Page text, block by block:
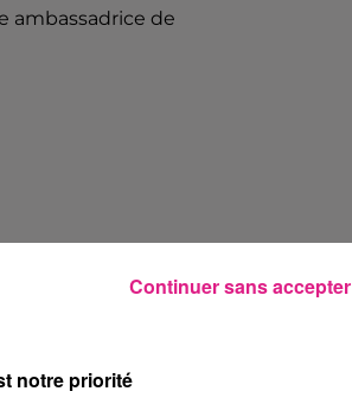
ambassadrice de
notre priorité
Continuer sans accepter